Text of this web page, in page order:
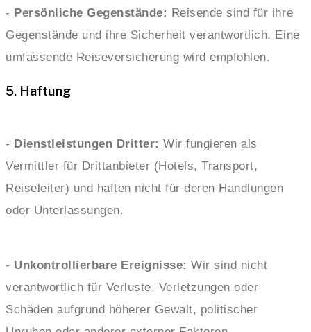
- Persönliche Gegenstände: Reisende sind für ihre
Gegenstände und ihre Sicherheit verantwortlich. Eine
umfassende Reiseversicherung wird empfohlen.
5. Haftung
- Dienstleistungen Dritter: Wir fungieren als
Vermittler für Drittanbieter (Hotels, Transport,
Reiseleiter) und haften nicht für deren Handlungen
oder Unterlassungen.
- Unkontrollierbare Ereignisse: Wir sind nicht
verantwortlich für Verluste, Verletzungen oder
Schäden aufgrund höherer Gewalt, politischer